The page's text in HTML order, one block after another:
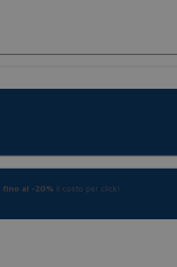
fino al -20% il costo per click!